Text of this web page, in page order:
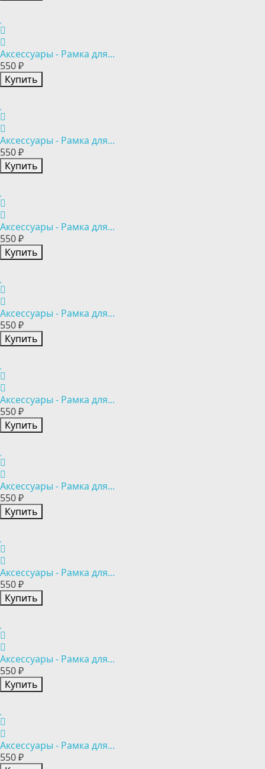
Аксессуары - Рамка для...
550 ₽
Купить
Аксессуары - Рамка для...
550 ₽
Купить
Аксессуары - Рамка для...
550 ₽
Купить
Аксессуары - Рамка для...
550 ₽
Купить
Аксессуары - Рамка для...
550 ₽
Купить
Аксессуары - Рамка для...
550 ₽
Купить
Аксессуары - Рамка для...
550 ₽
Купить
Аксессуары - Рамка для...
550 ₽
Купить
Аксессуары - Рамка для...
550 ₽